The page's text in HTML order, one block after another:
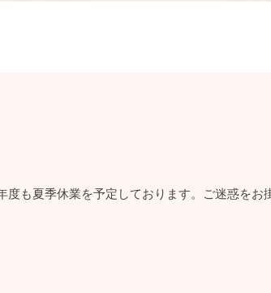
も夏季休業を予定しております。ご迷惑をお